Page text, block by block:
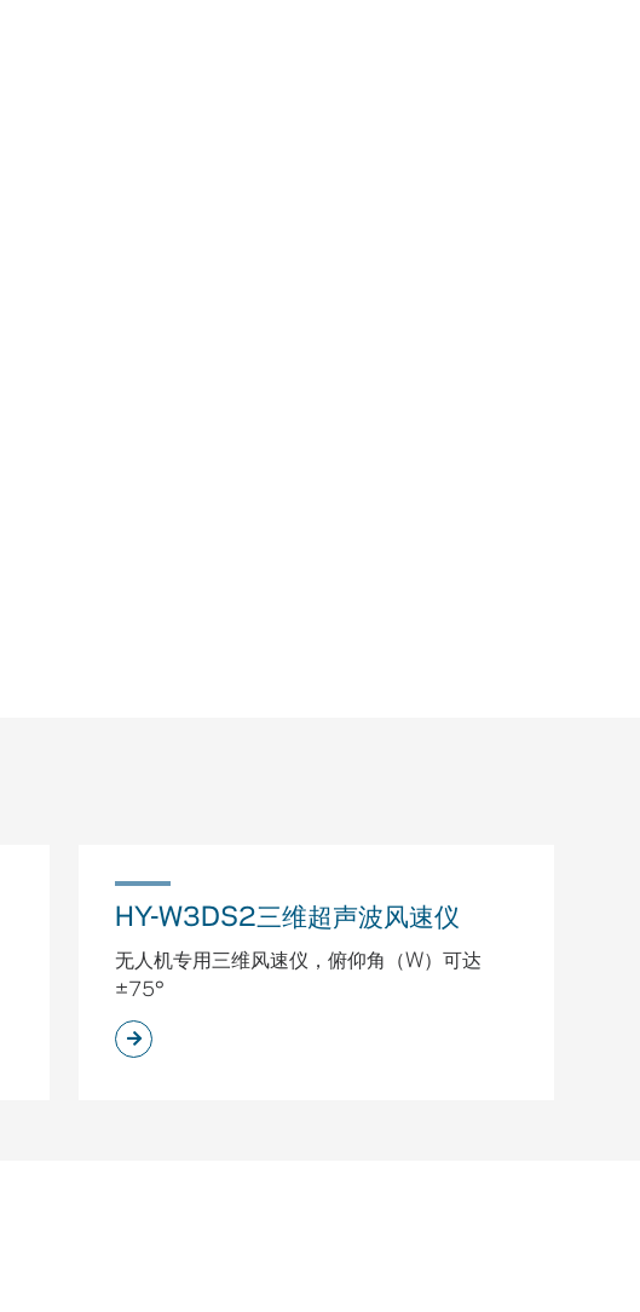
HY-W3DS2三维超声波风速仪
无人机专用三维风速仪，俯仰角（W）可达
±75°